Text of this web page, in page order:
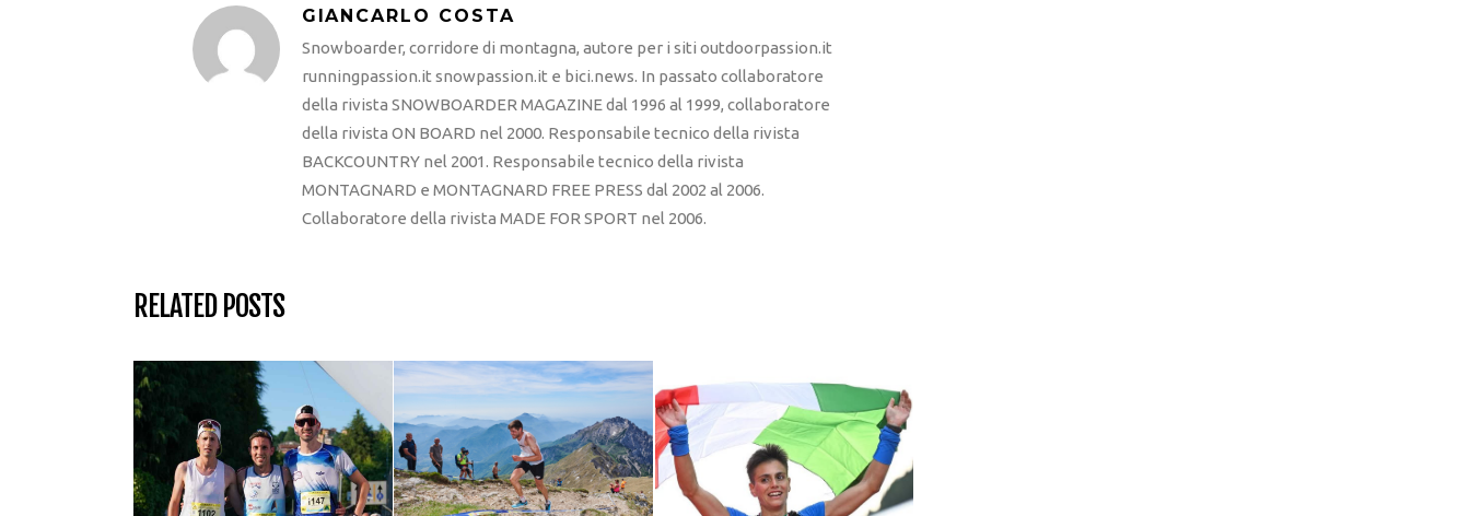
GIANCARLO COSTA
Snowboarder, corridore di montagna, autore per i siti outdoorpassion.it
runningpassion.it snowpassion.it e bici.news. In passato collaboratore
della rivista SNOWBOARDER MAGAZINE dal 1996 al 1999, collaboratore
della rivista ON BOARD nel 2000. Responsabile tecnico della rivista
BACKCOUNTRY nel 2001. Responsabile tecnico della rivista
MONTAGNARD e MONTAGNARD FREE PRESS dal 2002 al 2006.
Collaboratore della rivista MADE FOR SPORT nel 2006.
RELATED POSTS